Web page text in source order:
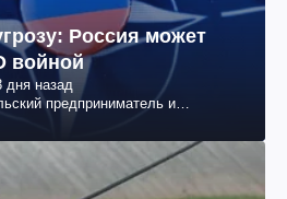
Россия может
войной
дня назад
предприниматель и